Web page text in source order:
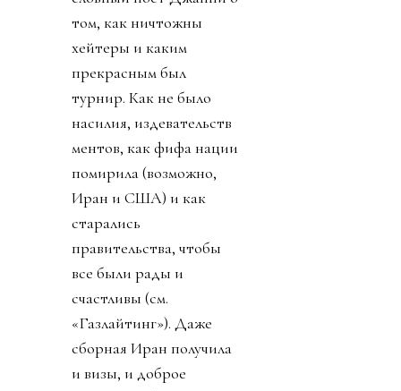
том, как ничтожны
хейтеры и каким
прекрасным был
турнир. Как не было
насилия, издевательств
ментов, как фифа нации
помирила (возможно,
Иран и США) и как
старались
правительства, чтобы
все были рады и
счастливы (см.
«Газлайтинг»). Даже
сборная Иран получила
и визы, и доброе